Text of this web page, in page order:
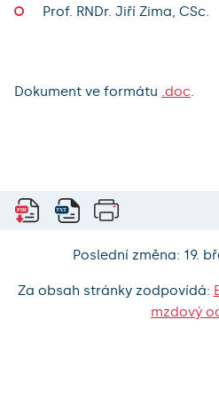
Prof. RNDr. Jiří Zima, CSc.
Dokument ve formátu .doc
Poslední změna: 19.
Za obsah stránky zodpovídá:
mzdový